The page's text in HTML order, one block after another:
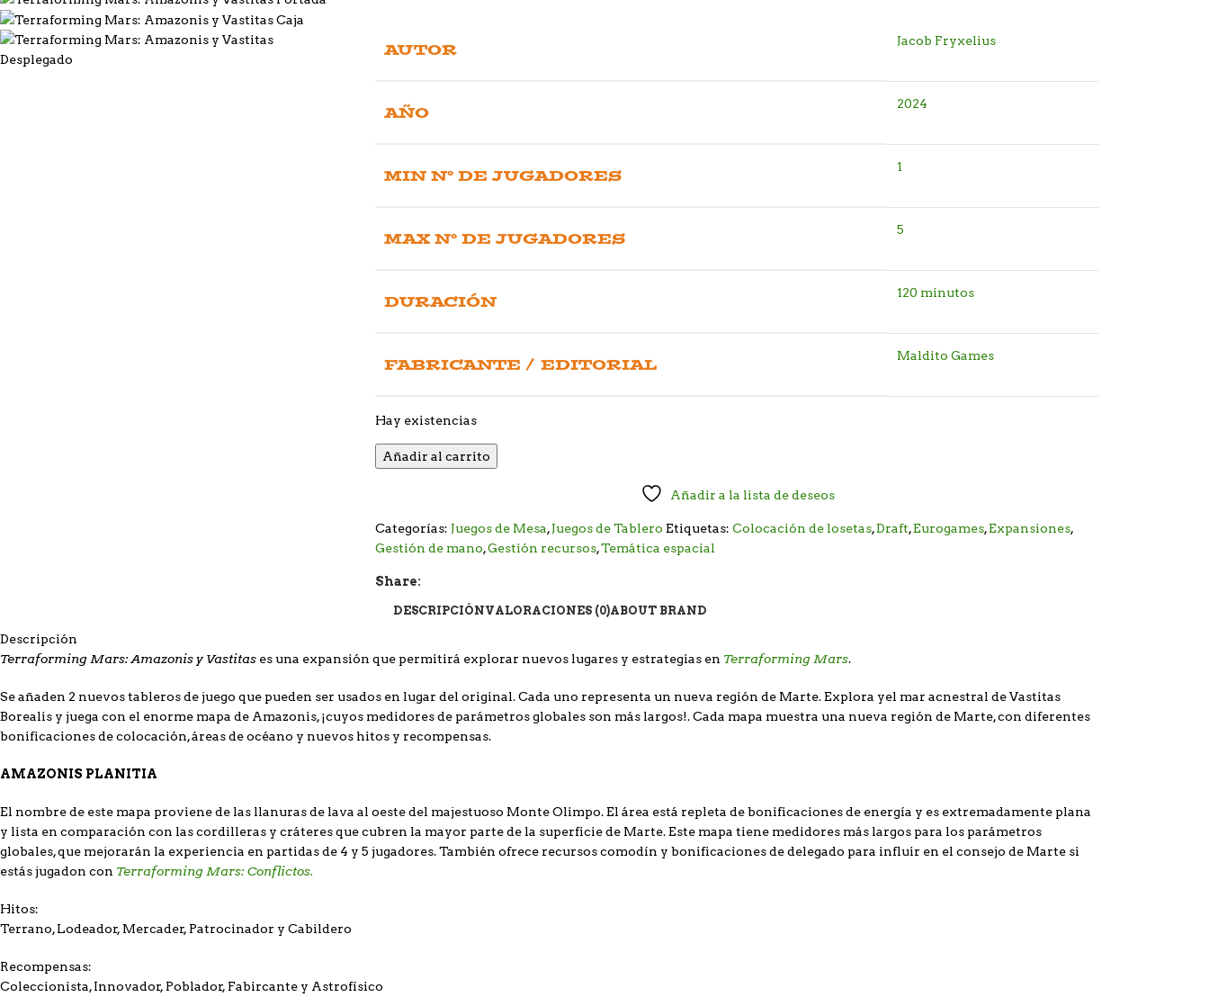
AUTOR Jacob Fryxelius
AÑO 2024
MIN Nº DE JUGADORES 1
MAX Nº DE JUGADORES 5
DURACIÓN 120 minutos
FABRICANTE / EDITORIAL Maldito Games
Hay existencias
Añadir al carrito
Añadir a la lista de deseos
Categorías: Juegos de Mesa,Juegos de Tablero Etiquetas: Colocación de losetas,Draft,Eurogames,Expansiones,
Gestión de mano,Gestión recursos,Temática espacial
Share:
DESCRIPCIÓNVALORACIONES (0)ABOUT BRAND
Descripción
Terraforming Mars: Amazonis y Vastitas es una expansión que permitirá explorar nuevos lugares y estrategias en Terraforming Mars.
Se añaden 2 nuevos tableros de juego que pueden ser usados en lugar del original. Cada uno representa un nueva región de Marte. Explora yel mar acnestral de Vastitas
Borealis y juega con el enorme mapa de Amazonis, ¡cuyos medidores de parámetros globales son más largos!. Cada mapa muestra una nueva región de Marte, con diferentes
bonificaciones de colocación, áreas de océano y nuevos hitos y recompensas.
AMAZONIS PLANITIA
El nombre de este mapa proviene de las llanuras de lava al oeste del majestuoso Monte Olimpo. El área está repleta de bonificaciones de energía y es extremadamente plana
y lista en comparación con las cordilleras y cráteres que cubren la mayor parte de la superficie de Marte. Este mapa tiene medidores más largos para los parámetros
globales, que mejorarán la experiencia en partidas de 4 y 5 jugadores. También ofrece recursos comodín y bonificaciones de delegado para influir en el consejo de Marte si
estás jugadon con Terraforming Mars: Conflictos.
Hitos:
Terrano, Lodeador, Mercader, Patrocinador y Cabildero
Recompensas:
Coleccionista, Innovador, Poblador, Fabircante y Astrofísico